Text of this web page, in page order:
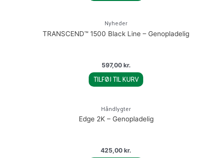
Nyheder
TRANSCEND™ 1500 Black Line – Genopladelig
597,00 kr.
TILFØJ TIL KURV
Håndlygter
Edge 2K – Genopladelig
425,00 kr.